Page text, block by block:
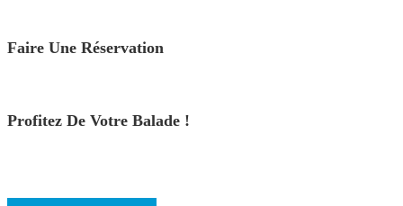
Faire Une Réservation
Profitez De Votre Balade !